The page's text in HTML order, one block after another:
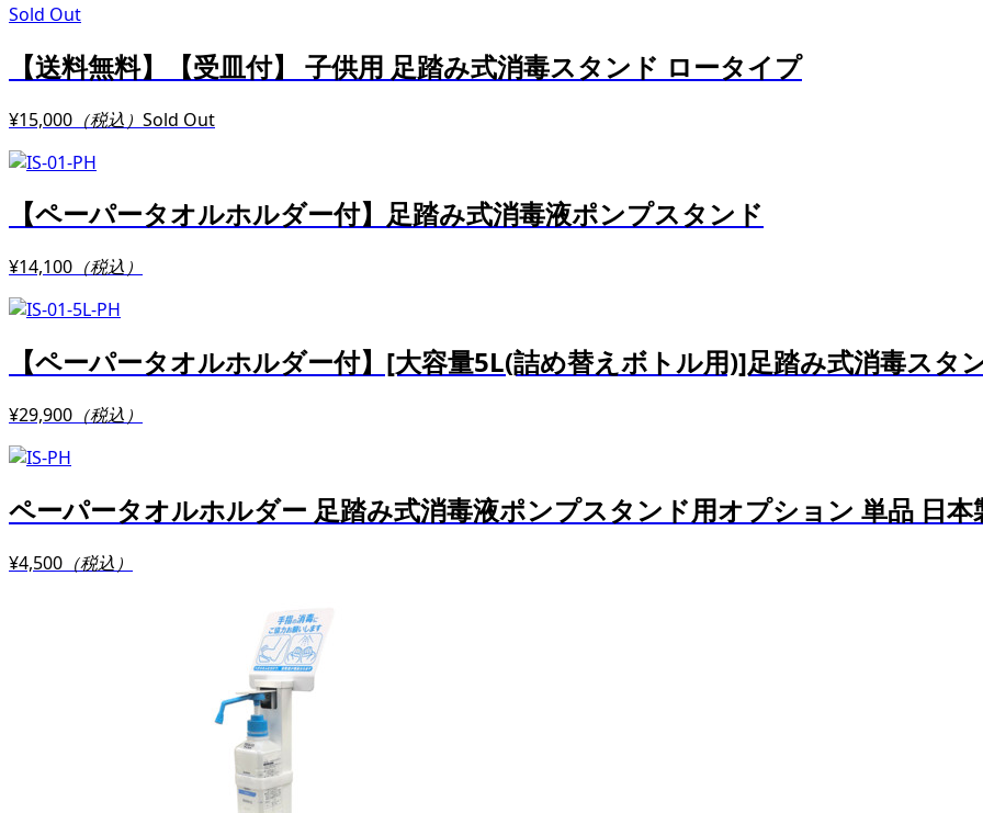
Sold Out
【送料無料】【受皿付】 子供用 足踏み式消毒スタンド ロータイプ
¥15,000 （税込） Sold Out
【ペーパータオルホルダー付】足踏み式消毒液ポンプスタンド
¥14,100 （税込）
【ペーパータオルホルダー付】[大容量5L(詰め替えボトル用)]足踏み式消毒スタ
¥29,900 （税込）
ペーパータオルホルダー 足踏み式消毒液ポンプスタンド用オプション 単品 日
¥4,500 （税込）